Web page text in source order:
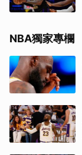
NBA獨家專欄